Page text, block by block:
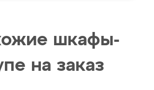
шкафы-
на заказ